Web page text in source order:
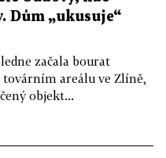
Dům „ukusuje“
začala bourat
továrním areálu ve Zlíně,
objekt...